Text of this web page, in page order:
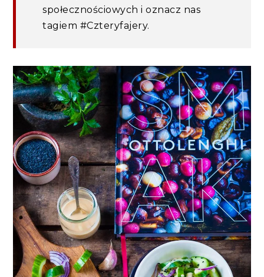
społecznościowych i oznacz nas
tagiem #Czteryfajery.